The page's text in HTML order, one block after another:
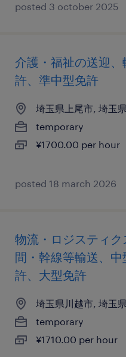
posted 3 october 2025
介護・福祉の送迎
許、準中型免許
埼玉県上尾市, 埼玉県
temporary
¥1700.00 per hour
posted 18 march 2026
物流・ロジスティ
間・幹線等輸送、
許、大型免許
埼玉県川越市, 埼玉県
temporary
¥1710.00 per hour